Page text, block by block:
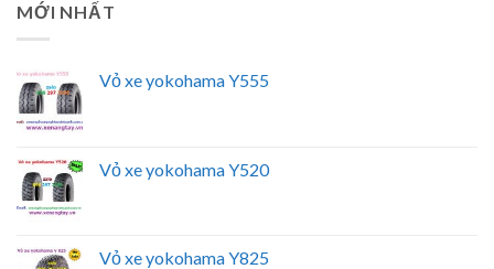
MỚI NHẤT
Vỏ xe yokohama Y555
Vỏ xe yokohama Y520
Vỏ xe yokohama Y825